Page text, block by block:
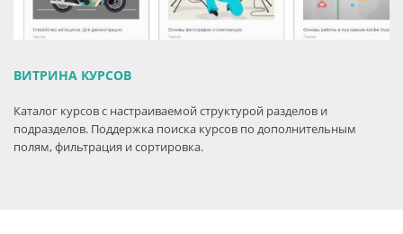
ВИТРИНА КУРСОВ
Каталог курсов с настраиваемой структурой разделов и
подразделов. Поддержка поиска курсов по дополнительным
полям, фильтрация и сортировка.